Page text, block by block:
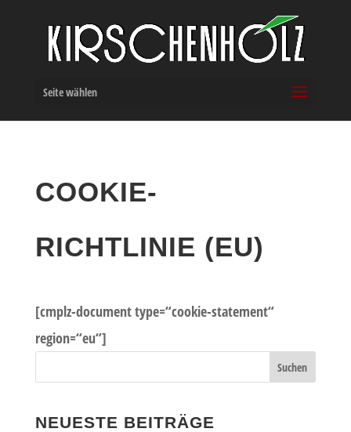
Seite wählen
COOKIE-
RICHTLINIE (EU)
[cmplz-document type=“cookie-statement“
region=“eu“]
NEUESTE BEITRÄGE